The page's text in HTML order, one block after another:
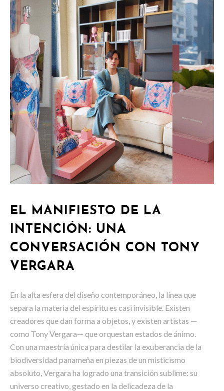
EL MANIFIESTO DE LA
INTENCIÓN: UNA
CONVERSACIÓN CON TONY
VERGARA
En la alta esfera del diseño contemporáneo, la línea que
separa la materia del espíritu es casi invisible. Existen
creadores que dan forma a objetos, y existen artistas —
como Tony Vergara— que orquestan estados de ánimo.
Con una maestría única para destilar la exuberancia de la
biodiversidad panameña en piezas de un misticismo
absoluto, Vergara ha logrado una transición sublime: su
universo creativo, gestado en la delicadeza de la